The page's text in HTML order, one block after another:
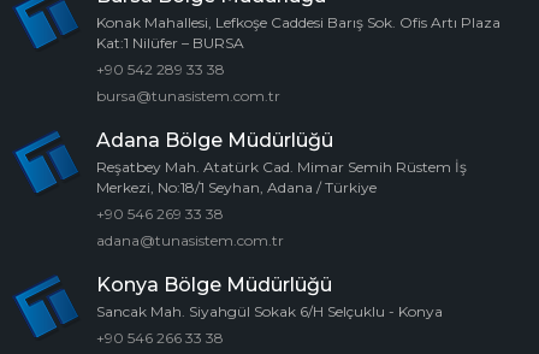
Konak Mahallesi, Lefkoşe Caddesi Barış Sok. Ofis Artı Plaza
Kat:1 Nilüfer – BURSA
+90 542 289 33 38
bursa@tunasistem.com.tr
Adana Bölge Müdürlüğü
Reşatbey Mah. Atatürk Cad. Mimar Semih Rüstem İş
Merkezi, No:18/1 Seyhan, Adana / Türkiye
+90 546 269 33 38
adana@tunasistem.com.tr
Konya Bölge Müdürlüğü
Sancak Mah. Siyahgül Sokak 6/H Selçuklu - Konya
+90 546 266 33 38